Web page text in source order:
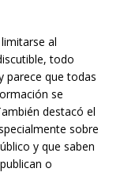
al
todo
parece que todas
se
destacó el
sobre
y que saben
o